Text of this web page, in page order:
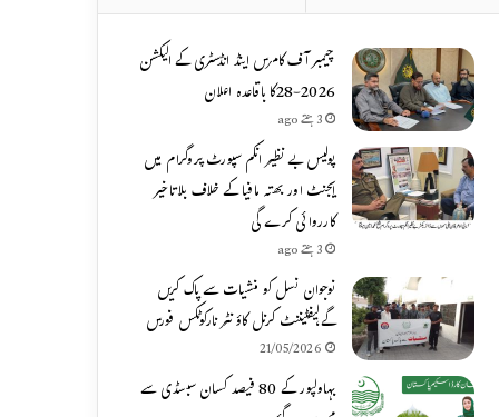
چیمبر آف کامرس اینڈ انڈسٹری کے الیکشن
2026-28کا باقاعدہ اعلان
3 ہفتے ago
پولیس بے نظیر انکم سپورٹ پروگرام میں
ایجنٹ اور بھتہ مافیا کے خلاف بلاتاخیر
کارروائی کرے گی
3 ہفتے ago
نوجوان نسل کو منشیات سے پاک کریں
گے،لیفٹیننٹ کرنل کاؤنٹر نارکوٹکس فورس
21/05/2026
بہاولپور کے 80 فیصد کسان سبسڈی سے